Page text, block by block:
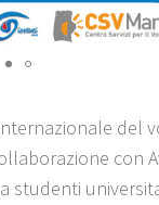
del
con
studenti